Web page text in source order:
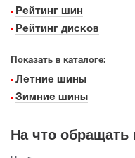
Рейтинг шин
Рейтинг дисков
Показать в каталоге:
Летние шины
Зимние шины
На что обращать